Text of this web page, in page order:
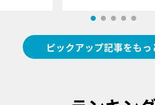
ピックアップ記事をもっ